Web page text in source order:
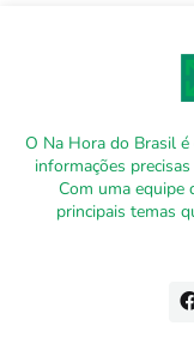
O Na Hora do Brasil
informações
Com uma equipe
principais temas